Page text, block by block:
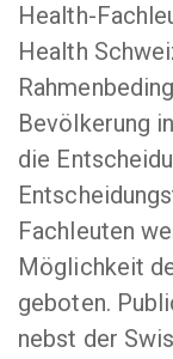
Health-
Health
Bevölkerung
die
Fachleuten
Möglichkeit
geboten.
nebst der